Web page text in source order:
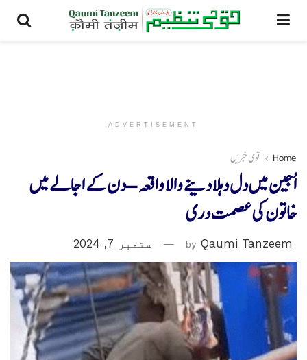
ADVERTISEMENT
Home قومی خبریں
اُجین میں دل دہلا دینے والا واقعہ – دن کے اجالے میں
خاتون کی عصمت دری
by Qaumi Tanzeem ستمبر 7, 2024